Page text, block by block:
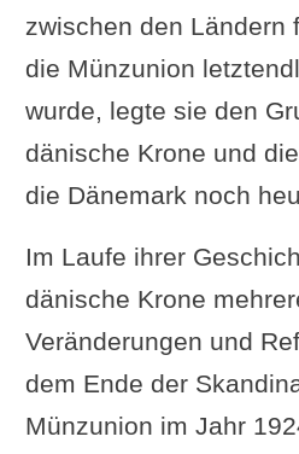
zwischen den Ländern
die Münzunion
wurde, legte sie den
dänische Krone und
die Dänemark noch
Im Laufe ihrer
dänische Krone
Veränderungen und
dem Ende der
Münzunion im Jahr